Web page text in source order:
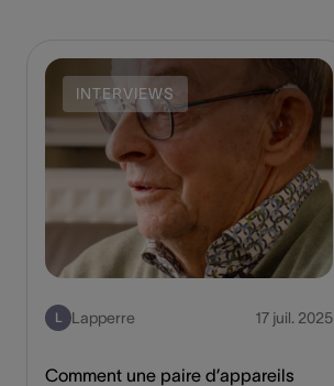
INTERVIEWS
L Lapperre 17 juil. 2025
Comment une paire d’appareils